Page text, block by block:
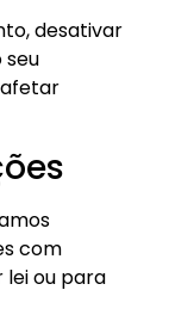
desativar
seu
com
lei ou para